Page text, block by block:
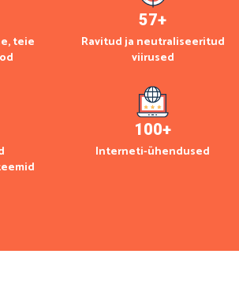
teie
57+
Ravitud ja neutraliseeritud
viirused
100+
Interneti-ühendused